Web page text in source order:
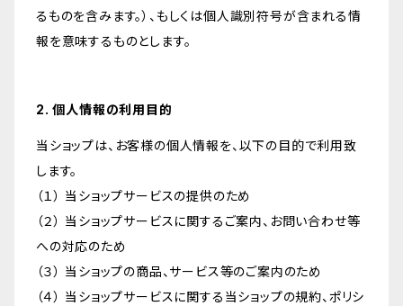
るものを含みます。）、もしくは個人識別符号が含まれる情
報を意味するものとします。
2. 個人情報の利用目的
当ショップは、お客様の個人情報を、以下の目的で利用致
します。
（１） 当ショップサービスの提供のため
（２） 当ショップサービスに関するご案内、お問い合わせ等
への対応のため
（３） 当ショップの商品、サービス等のご案内のため
（４） 当ショップサービスに関する当ショップの規約、ポリシ